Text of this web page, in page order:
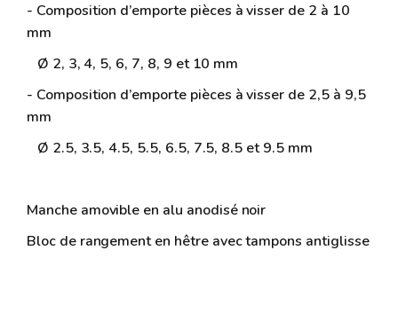
- Composition d’emporte pièces à visser de 2 à 10
mm
Ø 2, 3, 4, 5, 6, 7, 8, 9 et 10 mm
- Composition d’emporte pièces à visser de 2,5 à 9,5
mm
Ø 2.5, 3.5, 4.5, 5.5, 6.5, 7.5, 8.5 et 9.5 mm
Manche amovible en alu anodisé noir
Bloc de rangement en hêtre avec tampons antiglisse